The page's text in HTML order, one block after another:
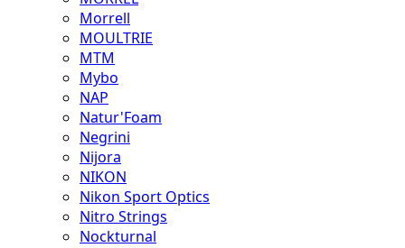
Morrell
MOULTRIE
MTM
Mybo
NAP
Natur'Foam
Negrini
Nijora
NIKON
Nikon Sport Optics
Nitro Strings
Nockturnal